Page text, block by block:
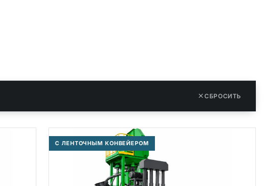
СБРОСИТЬ
С ЛЕНТОЧНЫМ КОНВЕЙЕРОМ